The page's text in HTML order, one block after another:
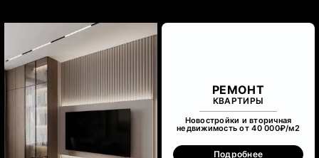
РЕМОНТ
КВАРТИРЫ
Новостройки и вторичная
недвижимость от 40 000₽/м2
Подробнее